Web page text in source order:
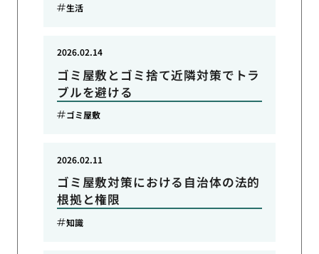
生活
ゴミ屋敷とゴミ捨て近隣対策でトラ
ブルを避ける
2026.02.14
ゴミ屋敷
ゴミ屋敷対策における自治体の法的
根拠と権限
2026.02.11
知識